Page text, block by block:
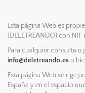
Esta página Web es
(DELETREANDO) con NIF
Para cualquier consulta
info@deletreando.eso
Esta página Web se rige
España y en el espacio